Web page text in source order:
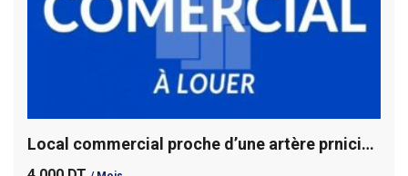
Local commercial proche d’une artère prnicipale, Marsa Ville